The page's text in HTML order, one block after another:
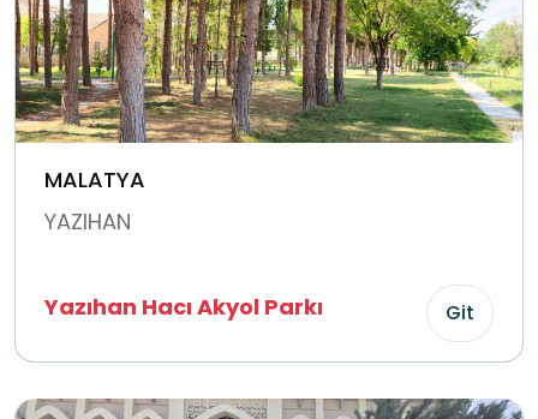
MALATYA
YAZIHAN
Yazıhan Hacı Akyol Parkı Git